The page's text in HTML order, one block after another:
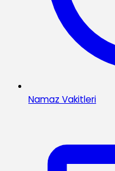
Namaz Vakitleri